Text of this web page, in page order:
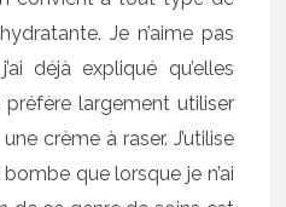
Je n’aime pas
déjà expliqué qu’elles
largement utiliser
crème à raser. J’utilise
que lorsque je n’ai